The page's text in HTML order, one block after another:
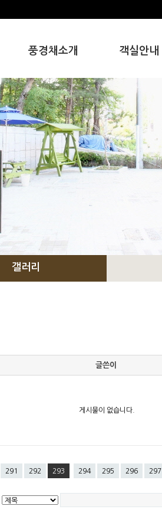
풍경채소개
인사말
풍경채의 특별함
오시는길
객실안내
하늘채
우정채
사랑채
뜰안채
갤러리
글쓴이
게시물이 없습니다.
291 292 293 294 295 296 297